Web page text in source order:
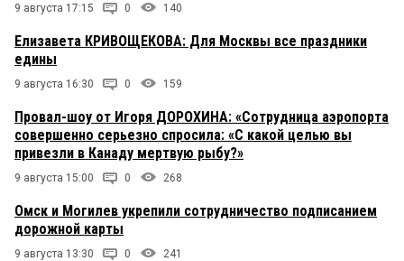
9 августа 17:15 0 140
Елизавета КРИВОЩЕКОВА: Для Москвы все праздники
едины
9 августа 16:30 0 159
Провал-шоу от Игоря ДОРОХИНА: «Сотрудница аэропорта
совершенно серьезно спросила: «С какой целью вы
привезли в Канаду мертвую рыбу?»
9 августа 15:00 0 268
Омск и Могилев укрепили сотрудничество подписанием
дорожной карты
9 августа 13:30 0 241